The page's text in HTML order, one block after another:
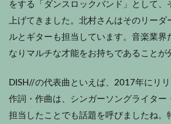
をする「ダンスロックバンド」として、
上げてきました。北村さんはそのリーダ
ルとギターも担当しています。音楽業界
なりマルチな才能をお持ちであることが
DISH//の代表曲といえば、2017年にリリ
作詞・作曲は、シンガーソングライター
担当したことでも話題を呼びましたね。